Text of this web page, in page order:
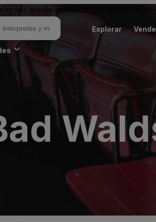
más grande del mundo. Los precios de
Explorar